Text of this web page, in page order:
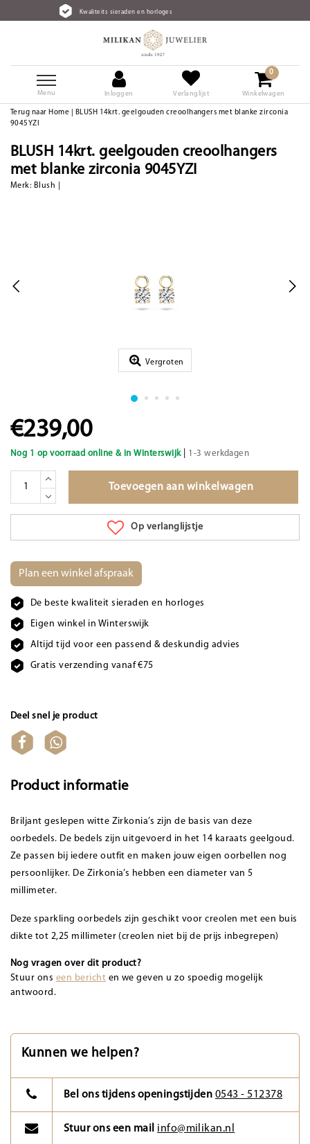
sieraden en horloges
Menu Inloggen Verlanglijst
0
Winkelwagen
Terug naar Home
BLUSH 14krt. geelgouden creoolhangers met blanke zirconia
9045YZI
BLUSH 14krt. geelgouden creoolhangers
met blanke zirconia 9045YZI
Merk: Blush
Vergroten
€239,00
Nog 1 op voorraad online & in Winterswijk| 1-3 werkdagen
Toevoegen aan winkelwagen
Op verlanglijstje
Plan een winkel afspraak
De beste kwaliteit sieraden en horloges
Eigen winkel in Winterswijk
Altijd tijd voor een passend & deskundig advies
Gratis verzending vanaf €75
Deel snel je product
Product informatie
Briljant geslepen witte Zirkonia’s zijn de basis van deze
oorbedels. De bedels zijn uitgevoerd in het 14 karaats geelgoud.
Ze passen bij iedere outfit en maken jouw eigen oorbellen nog
persoonlijker. De Zirkonia’s hebben een diameter van 5
millimeter.
Deze sparkling oorbedels zijn geschikt voor creolen met een buis
dikte tot 2,25 millimeter (creolen niet bij de prijs inbegrepen)
Nog vragen over dit product?
Stuur ons een bericht en we geven u zo spoedig mogelijk
antwoord.
Kunnen we helpen?
Bel ons tijdens openingstijden 0543 - 512378
Stuur ons een mail info@milikan.nl